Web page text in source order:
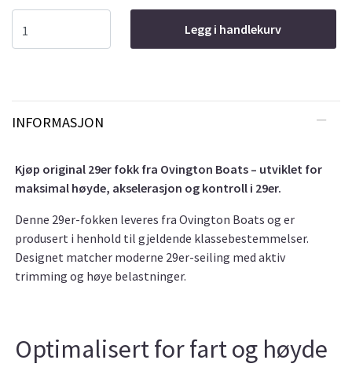
Legg i handlekurv
INFORMASJON
Kjøp original 29er fokk fra Ovington Boats – utviklet for
maksimal høyde, akselerasjon og kontroll i 29er.
Denne 29er-fokken leveres fra Ovington Boats og er
produsert i henhold til gjeldende klassebestemmelser.
Designet matcher moderne 29er-seiling med aktiv
trimming og høye belastninger.
Optimalisert for fart og høyde